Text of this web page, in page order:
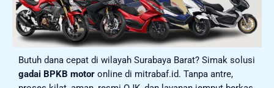
Butuh dana cepat di wilayah Surabaya Barat? Simak solusi
gadai BPKB motor online di mitrabaf.id. Tanpa antre,